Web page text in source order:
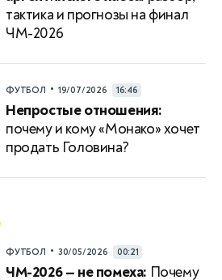
тактика и прогнозы на финал
ЧМ-2026
ФУТБОЛ • 19/07/2026 16:46
Непростые отношения:
почему и кому «Монако» хочет
продать Головина?
ФУТБОЛ • 30/05/2026 00:21
ЧМ-2026 — не помеха: Почему